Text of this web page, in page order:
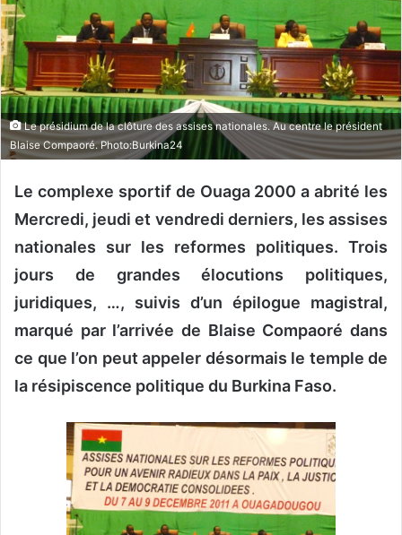
c
o
u
r
r
i
e
Le présidium de la clôture des assises nationales. Au centre le président
Blaise Compaoré. Photo:Burkina24
Le complexe sportif de Ouaga 2000 a abrité les
Mercredi, jeudi et vendredi derniers, les assises
nationales sur les reformes politiques. Trois
jours de grandes élocutions politiques,
juridiques, …, suivis d’un épilogue magistral,
marqué par l’arrivée de Blaise Compaoré dans
ce que l’on peut appeler désormais le temple de
la résipiscence politique du Burkina Faso.